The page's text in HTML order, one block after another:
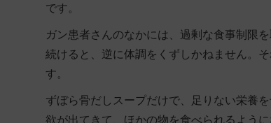
です。
ガン患者さんのなかには、過剰な食事制限
続けると、逆に体調をくずしかねません。
す。
ずぼら骨だしスープだけで、足りない栄養
欲が出てきて、ほかの物を食べられるよう